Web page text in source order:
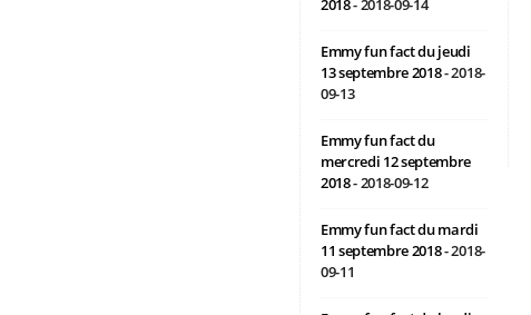
Emmy fun fact du jeudi
13 septembre 2018- 2018-
09-13
Emmy fun fact du
mercredi 12 septembre
2018- 2018-09-12
Emmy fun fact du mardi
11 septembre 2018- 2018-
09-11